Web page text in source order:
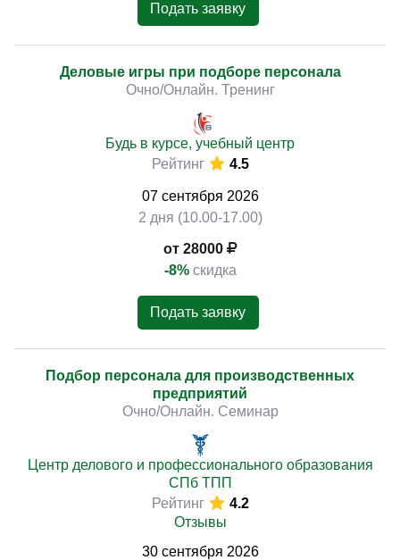
Подать заявку
Деловые игры при подборе персонала
Очно/Онлайн. Тренинг
Будь в курсе, учебный центр
Рейтинг
4.5
07 сентября 2026
2 дня (10.00-17.00)
от 28000
-8% скидка
Подать заявку
Подбор персонала для производственных
предприятий
Очно/Онлайн. Семинар
Центр делового и профессионального образования
СПб ТПП
Рейтинг
4.2
Отзывы
30 сентября 2026